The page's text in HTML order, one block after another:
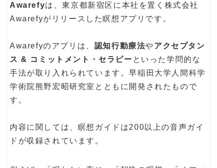
Awarefyは、東京都新宿区に本社を置く株式会社
Awarefyがリリースした瞑想アプリです。
Awarefyのアプリは、 認知行動療法やアクセプタン
ス & コミットメント・セラピー といった学問的な
手法が取り入れられています。早稲田大学人間科学
学術院熊野宏昭研究室とともに開発されたもので
す。
内容に関しては、瞑想ガイドは200以上の音声ガイ
ドが収録されています。